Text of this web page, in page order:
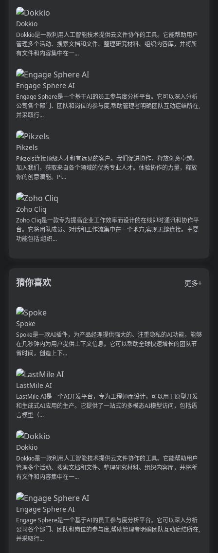
Dokkio
Dokkio是一款利用人工智能技术提供云文件协作的工具。它能帮助用户
管理多个活动、搜索文档和文件、整理研究材料、组织内容库，并将所
有文件和内容集中在一...
Engage Sphere AI
Engage Sphere是一个基于AI的员工参与度分析平台。它可以深入分析
公司各个部门、团队和岗位的参与度,帮助管理者明确团队互动症结所在,
并采取行...
Pikzels
Pikzels连接顶级人才和有远见的客户。我们促进协作，释放创意卓越。
加入我们，获取来自各个领域的优秀专业人才。体验协作的力量，释放
你的创意潜能。Pi...
Zoho Cliq
Zoho Cliq是一款专为提高企业工作效率而设计的在线即时通讯和协作平
台。它将团队成员、对话和工作流集中在一个地方,实现无缝连接。主要
功能包括:组织...
猜你喜欢 更多+
Spoke
Spoke是一款AI插件，为产品经理提供强大的、注重隐私的AI功能，能够
在几秒钟内为用户提供上下文信息。它可以帮助全球快速增长的团队节
省时间，创造上下...
LastMile AI
LastMile AI是一个AI开发平台，专为工程师而设计，可以用于原型开发
和生成式AI应用的生产。它提供了一站式的多模态AI模型访问，包括语
言模型（...
Dokkio
Dokkio是一款利用人工智能技术提供云文件协作的工具。它能帮助用户
管理多个活动、搜索文档和文件、整理研究材料、组织内容库，并将所
有文件和内容集中在一...
Engage Sphere AI
Engage Sphere是一个基于AI的员工参与度分析平台。它可以深入分析
公司各个部门、团队和岗位的参与度,帮助管理者明确团队互动症结所在,
并采取行...